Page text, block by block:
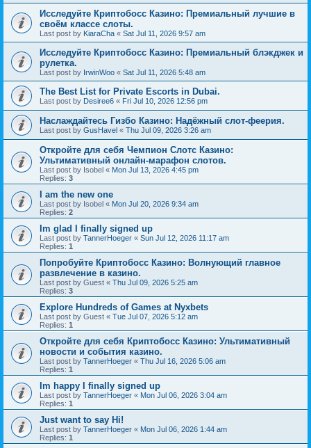
Исследуйте Криптобосс Казино: Премиальный лучшие в
своём классе слоты.
Last post by KiaraCha « Sat Jul 11, 2026 9:57 am
Исследуйте Криптобосс Казино: Премиальный блэкджек и
рулетка.
Last post by IrwinWoo « Sat Jul 11, 2026 5:48 am
The Best List for Private Escorts in Dubai.
Last post by Desiree6 « Fri Jul 10, 2026 12:56 pm
Наслаждайтесь Гизбо Казино: Надёжный слот-феерия.
Last post by GusHavel « Thu Jul 09, 2026 3:26 am
Откройте для себя Чемпион Слотс Казино:
Ультимативный онлайн-марафон слотов.
Last post by Isobel « Mon Jul 13, 2026 4:45 pm
Replies: 3
I am the new one
Last post by Isobel « Mon Jul 20, 2026 9:34 am
Replies: 2
Im glad I finally signed up
Last post by TannerHoeger « Sun Jul 12, 2026 11:17 am
Replies: 1
Попробуйте Криптобосс Казино: Волнующий главное
развлечение в казино.
Last post by Guest « Thu Jul 09, 2026 5:25 am
Replies: 3
Explore Hundreds of Games at Nyxbets
Last post by Guest « Tue Jul 07, 2026 5:12 am
Replies: 1
Откройте для себя Криптобосс Казино: Ультимативный
новости и события казино.
Last post by TannerHoeger « Thu Jul 16, 2026 5:06 am
Replies: 1
Im happy I finally signed up
Last post by TannerHoeger « Mon Jul 06, 2026 3:04 am
Replies: 1
Just want to say Hi!
Last post by TannerHoeger « Mon Jul 06, 2026 1:44 am
Replies: 1